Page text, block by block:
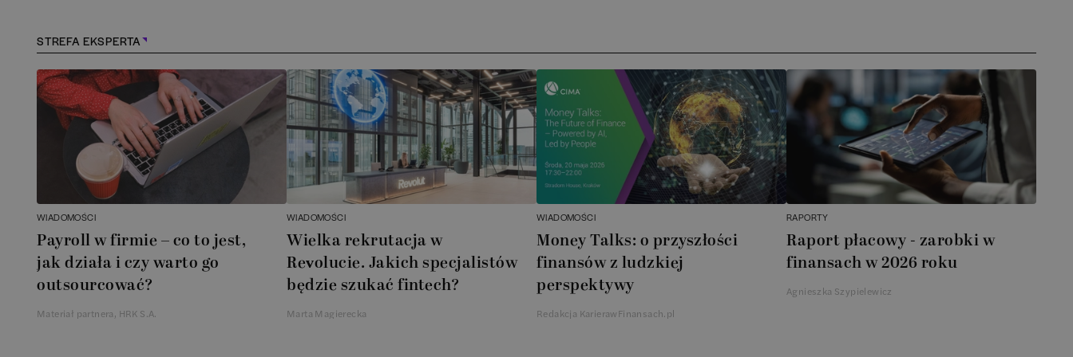
STREFA EKSPERTA
WIADOMOŚCI
Payroll w firmie – co to jest,
jak działa i czy warto go
outsourcować?
Materiał partnera, HRK S.A.
WIADOMOŚCI
Wielka rekrutacja w
Revolucie. Jakich specjalistów
będzie szukać fintech?
Marta Magierecka
WIADOMOŚCI
Money Talks: o przyszłości
finansów z ludzkiej
perspektywy
Redakcja KarierawFinansach.pl
RAPORTY
Raport płacowy - zarobki w
finansach w 2026 roku
Agnieszka Szypielewicz